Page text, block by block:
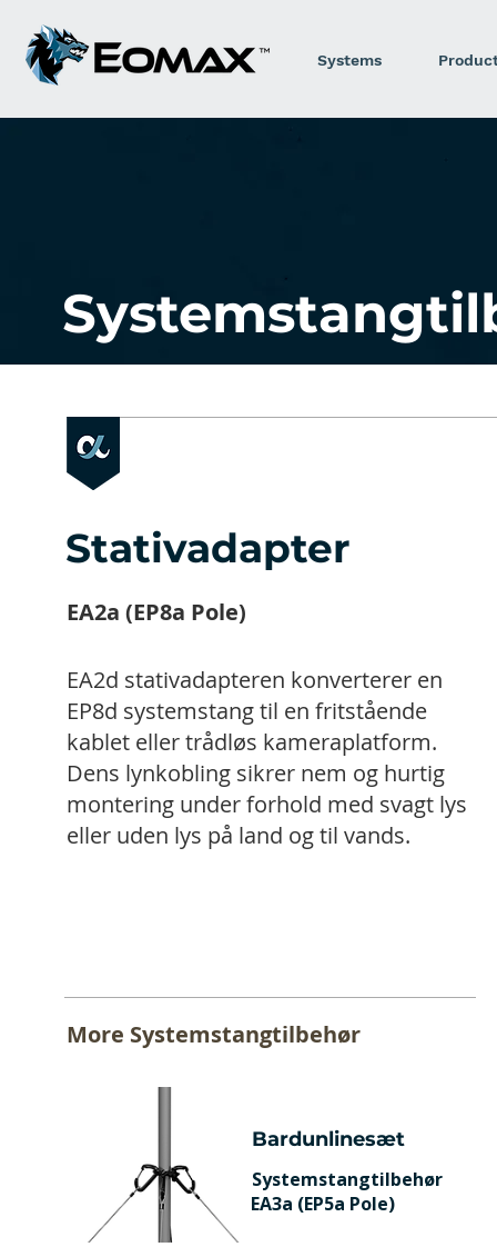
Systems
Stativadapter
EA2d stativadapteren konverterer en
EP8d systemstang til en fritstående
kablet eller trådløs kameraplatform.
Dens lynkobling sikrer nem og hurtig
montering under forhold med svagt lys
eller uden lys på land og til vands.
EA2a (EP8a Pole)
More Systemstangtilbehør
Bardunlinesæt
Systemstangtilbehør
EA3a (EP5a Pole)